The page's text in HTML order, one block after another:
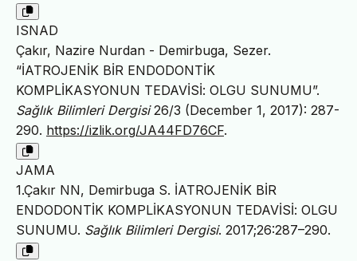
ISNAD
Çakır, Nazire Nurdan - Demirbuga, Sezer.
“İATROJENİK BİR ENDODONTİK
KOMPLİKASYONUN TEDAVİSİ: OLGU SUNUMU”.
Sağlık Bilimleri Dergisi26/3 (December 1, 2017): 287-
290. https://izlik.org/JA44FD76CF.
JAMA
1.Çakır NN, Demirbuga S. İATROJENİK BİR
ENDODONTİK KOMPLİKASYONUN TEDAVİSİ: OLGU
SUNUMU. Sağlık Bilimleri Dergisi. 2017;26:287–290.